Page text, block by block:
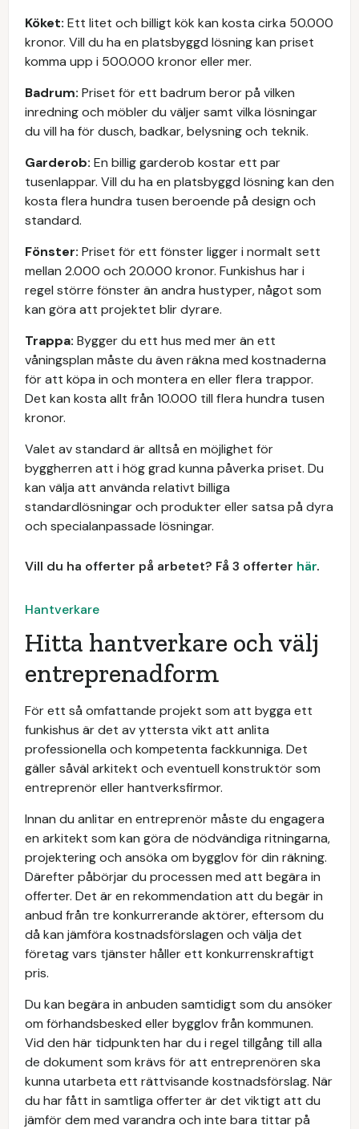
Köket: Ett litet och billigt kök kan kosta cirka 50.000
kronor. Vill du ha en platsbyggd lösning kan priset
komma upp i 500.000 kronor eller mer.
Badrum: Priset för ett badrum beror på vilken
inredning och möbler du väljer samt vilka lösningar
du vill ha för dusch, badkar, belysning och teknik.
Garderob: En billig garderob kostar ett par
tusenlappar. Vill du ha en platsbyggd lösning kan den
kosta flera hundra tusen beroende på design och
standard.
Fönster: Priset för ett fönster ligger i normalt sett
mellan 2.000 och 20.000 kronor. Funkishus har i
regel större fönster än andra hustyper, något som
kan göra att projektet blir dyrare.
Trappa: Bygger du ett hus med mer än ett
våningsplan måste du även räkna med kostnaderna
för att köpa in och montera en eller flera trappor.
Det kan kosta allt från 10.000 till flera hundra tusen
kronor.
Valet av standard är alltså en möjlighet för
byggherren att i hög grad kunna påverka priset. Du
kan välja att använda relativt billiga
standardlösningar och produkter eller satsa på dyra
och specialanpassade lösningar.
Vill du ha offerter på arbetet? Få 3 offerter här.
Hantverkare
Hitta hantverkare och välj
entreprenadform
För ett så omfattande projekt som att bygga ett
funkishus är det av yttersta vikt att anlita
professionella och kompetenta fackkunniga. Det
gäller såväl arkitekt och eventuell konstruktör som
entreprenör eller hantverksfirmor.
Innan du anlitar en entreprenör måste du engagera
en arkitekt som kan göra de nödvändiga ritningarna,
projektering och ansöka om bygglov för din räkning.
Därefter påbörjar du processen med att begära in
offerter. Det är en rekommendation att du begär in
anbud från tre konkurrerande aktörer, eftersom du
då kan jämföra kostnadsförslagen och välja det
företag vars tjänster håller ett konkurrenskraftigt
pris.
Du kan begära in anbuden samtidigt som du ansöker
om förhandsbesked eller bygglov från kommunen.
Vid den här tidpunkten har du i regel tillgång till alla
de dokument som krävs för att entreprenören ska
kunna utarbeta ett rättvisande kostnadsförslag. När
du har fått in samtliga offerter är det viktigt att du
jämför dem med varandra och inte bara tittar på